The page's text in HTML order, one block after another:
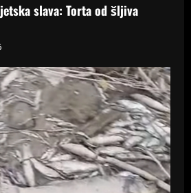
slava: Torta od šljiva